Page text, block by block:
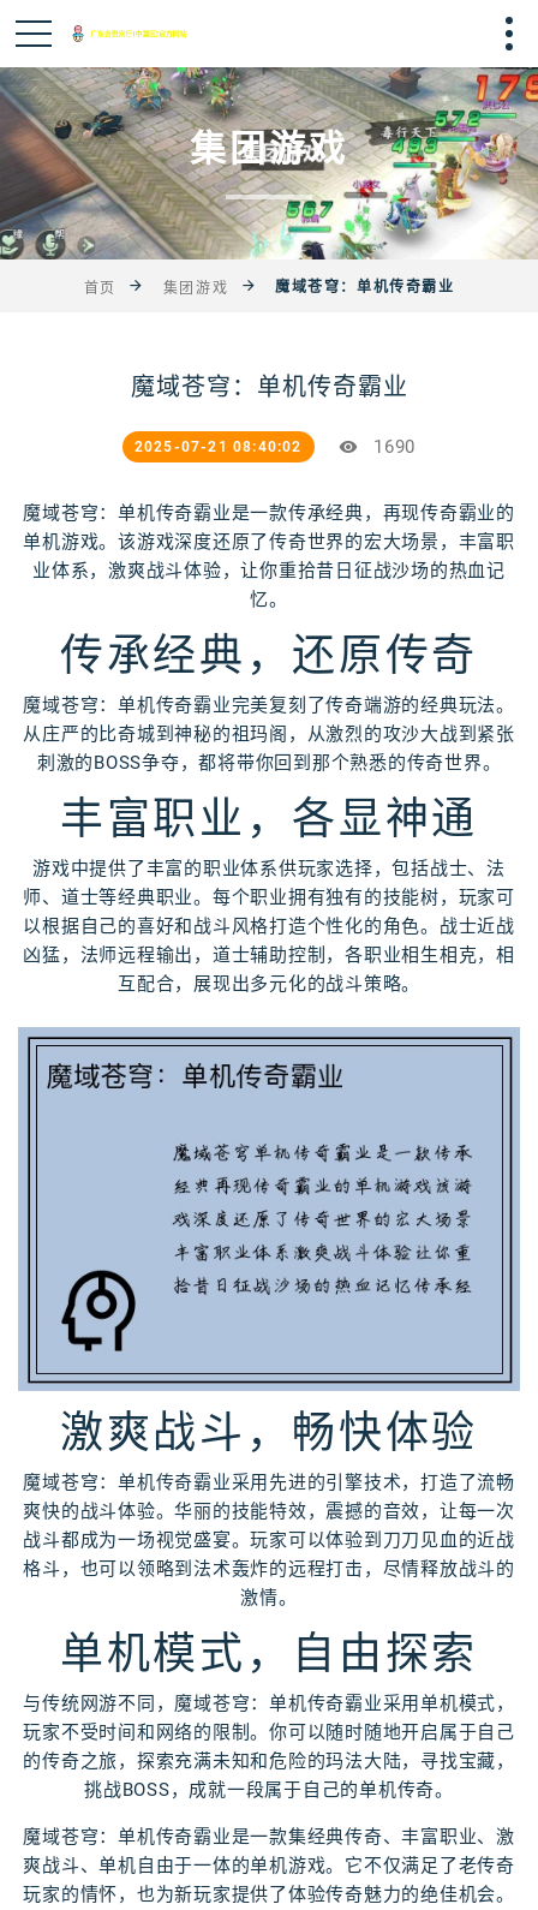
集团游戏
首页 集团游戏 魔域苍穹：单机传奇霸业
魔域苍穹：单机传奇霸业
2025-07-21 08:40:02 1690
魔域苍穹：单机传奇霸业是一款传承经典，再现传奇霸业的
单机游戏。该游戏深度还原了传奇世界的宏大场景，丰富职
业体系，激爽战斗体验，让你重拾昔日征战沙场的热血记
忆。
传承经典，还原传奇
魔域苍穹：单机传奇霸业完美复刻了传奇端游的经典玩法。
从庄严的比奇城到神秘的祖玛阁，从激烈的攻沙大战到紧张
刺激的BOSS争夺，都将带你回到那个熟悉的传奇世界。
丰富职业，各显神通
游戏中提供了丰富的职业体系供玩家选择，包括战士、法
师、道士等经典职业。每个职业拥有独有的技能树，玩家可
以根据自己的喜好和战斗风格打造个性化的角色。战士近战
凶猛，法师远程输出，道士辅助控制，各职业相生相克，相
互配合，展现出多元化的战斗策略。
激爽战斗，畅快体验
魔域苍穹：单机传奇霸业采用先进的引擎技术，打造了流畅
爽快的战斗体验。华丽的技能特效，震撼的音效，让每一次
战斗都成为一场视觉盛宴。玩家可以体验到刀刀见血的近战
格斗，也可以领略到法术轰炸的远程打击，尽情释放战斗的
激情。
单机模式，自由探索
与传统网游不同，魔域苍穹：单机传奇霸业采用单机模式，
玩家不受时间和网络的限制。你可以随时随地开启属于自己
的传奇之旅，探索充满未知和危险的玛法大陆，寻找宝藏，
挑战BOSS，成就一段属于自己的单机传奇。
魔域苍穹：单机传奇霸业是一款集经典传奇、丰富职业、激
爽战斗、单机自由于一体的单机游戏。它不仅满足了老传奇
玩家的情怀，也为新玩家提供了体验传奇魅力的绝佳机会。